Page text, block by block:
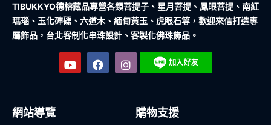
TIBUKKYO德榕藏品專營各類菩提子、星月菩提、鳳眼菩提、南紅
瑪瑙、玉化硨磲、六道木、緬甸黃玉、虎眼石等，歡迎來信打造專
屬飾品，台北客制化串珠設計、客製化佛珠飾品。
網站導覽 購物支援